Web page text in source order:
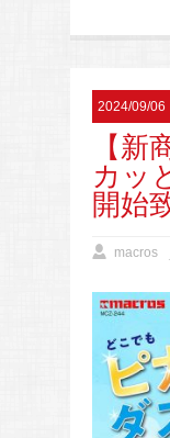
2024/09/06
【新
カッ
開始
macros